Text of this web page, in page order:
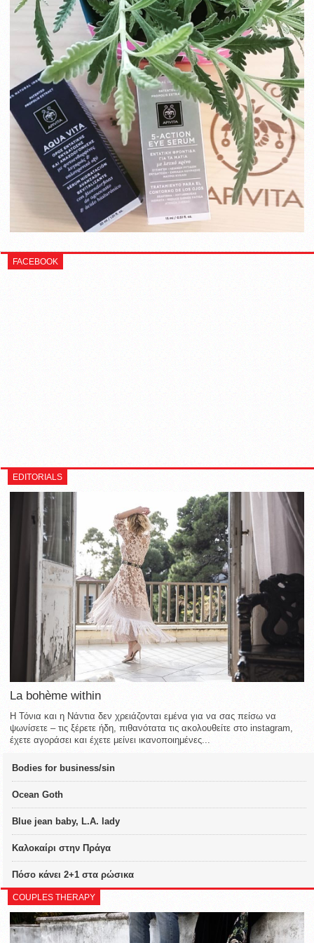
FACEBOOK
EDITORIALS
La bohème within
Η Τόνια και η Νάντια δεν χρειάζονται εμένα για να σας πείσω να
ψωνίσετε – τις ξέρετε ήδη, πιθανότατα τις ακολουθείτε στο instagram,
έχετε αγοράσει και έχετε μείνει ικανοποιημένες...
Bodies for business/sin
Ocean Goth
Blue jean baby, L.A. lady
Καλοκαίρι στην Πράγα
Πόσο κάνει 2+1 στα ρώσικα
COUPLES THERAPY